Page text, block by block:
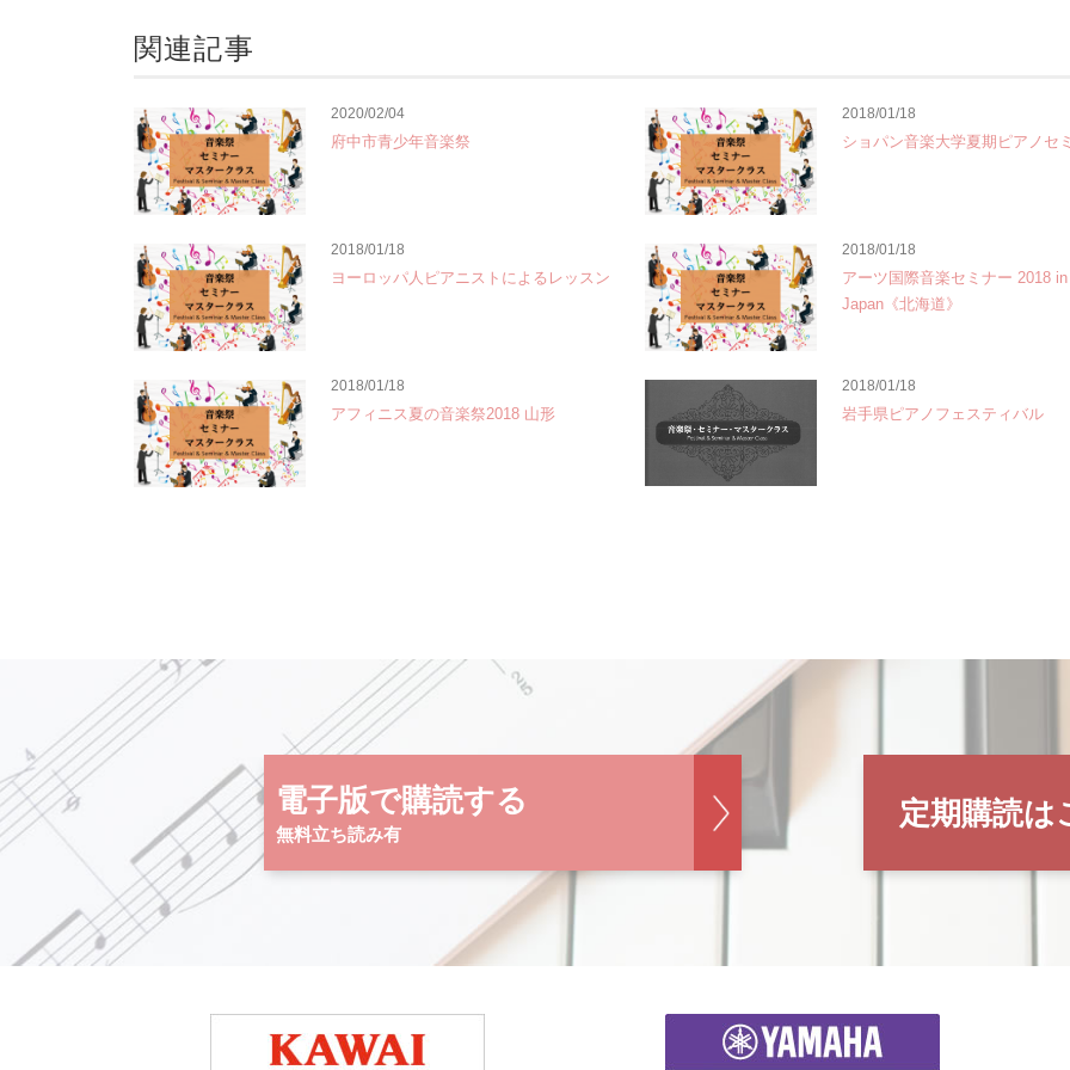
関連記事
2020/02/04
府中市青少年音楽祭
2018/01/18
ショパン音楽大学夏期ピアノセ
2018/01/18
ヨーロッパ人ピアニストによるレッスン
2018/01/18
アーツ国際音楽セミナー 2018 in
Japan《北海道》
2018/01/18
アフィニス夏の音楽祭2018 山形
2018/01/18
岩手県ピアノフェスティバル
電子版で購読する
無料立ち読み有
定期購読は